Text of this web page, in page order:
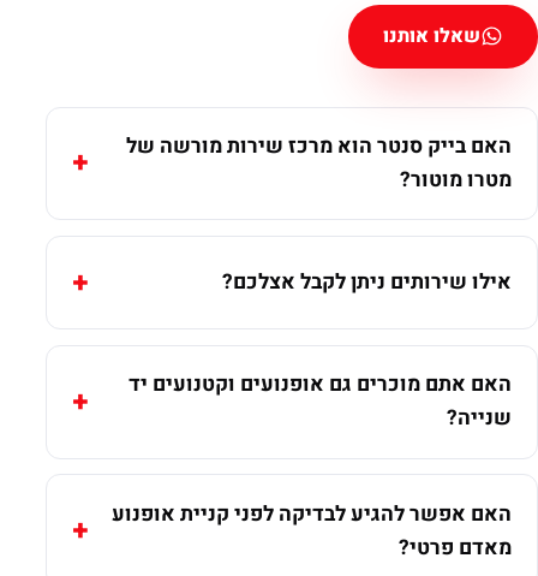
שאלו אותנו
האם בייק סנטר הוא מרכז שירות מורשה של
מטרו מוטור?
אילו שירותים ניתן לקבל אצלכם?
האם אתם מוכרים גם אופנועים וקטנועים יד
שנייה?
האם אפשר להגיע לבדיקה לפני קניית אופנוע
מאדם פרטי?